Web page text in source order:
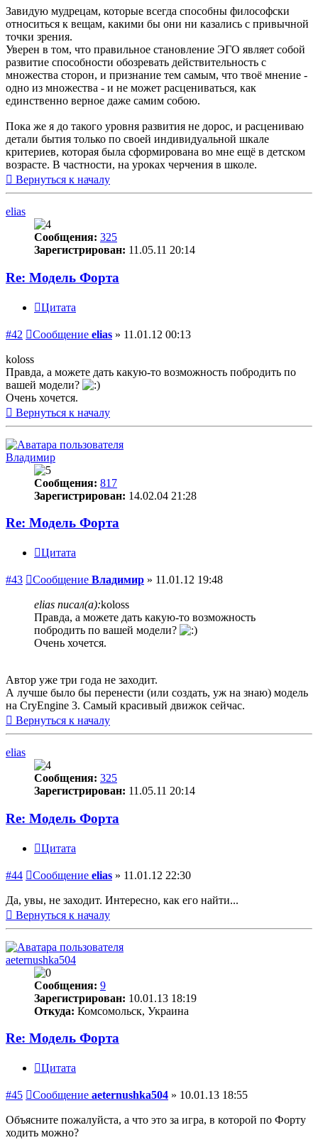
Завидую мудрецам, которые всегда способны философски
относиться к вещам, какими бы они ни казались с привычной
точки зрения.
Уверен в том, что правильное становление ЭГО являет собой
развитие способности обозревать действительность с
множества сторон, и признание тем самым, что твоё мнение -
одно из множества - и не может расцениваться, как
единственно верное даже самим собою.
Пока же я до такого уровня развития не дорос, и расцениваю
детали бытия только по своей индивидуальной шкале
критериев, которая была сформирована во мне ещё в детском
возрасте. В частности, на уроках черчения в школе.
Вернуться к началу
elias
Сообщения: 325
Зарегистрирован: 11.05.11 20:14
Re: Модель Форта
Цитата
#42 Сообщение elias » 11.01.12 00:13
koloss
Правда, а можете дать какую-то возможность побродить по
вашей модели?
Очень хочется.
Вернуться к началу
Владимир
Сообщения: 817
Зарегистрирован: 14.02.04 21:28
Re: Модель Форта
Цитата
#43 Сообщение Владимир » 11.01.12 19:48
elias писал(а):koloss
Правда, а можете дать какую-то возможность
побродить по вашей модели?
Очень хочется.
Автор уже три года не заходит.
А лучше было бы перенести (или создать, уж на знаю) модель
на CryEngine 3. Самый красивый движок сейчас.
Вернуться к началу
elias
Сообщения: 325
Зарегистрирован: 11.05.11 20:14
Re: Модель Форта
Цитата
#44 Сообщение elias » 11.01.12 22:30
Да, увы, не заходит. Интересно, как его найти...
Вернуться к началу
aeternushka504
Сообщения: 9
Зарегистрирован: 10.01.13 18:19
Откуда: Комсомольск, Украина
Re: Модель Форта
Цитата
#45 Сообщение aeternushka504 » 10.01.13 18:55
Объясните пожалуйста, а что это за игра, в которой по Форту
ходить можно?